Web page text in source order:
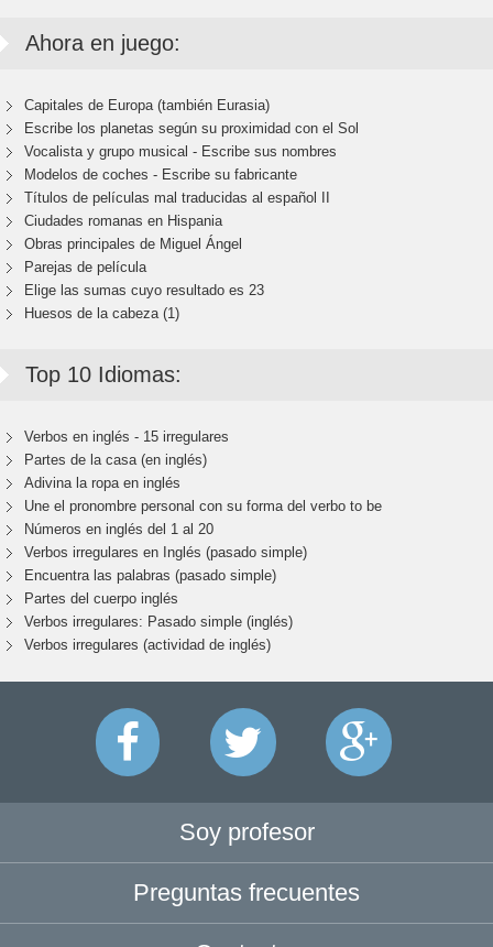
Ahora en juego:
Capitales de Europa (también Eurasia)
Escribe los planetas según su proximidad con el Sol
Vocalista y grupo musical - Escribe sus nombres
Modelos de coches - Escribe su fabricante
Títulos de películas mal traducidas al español II
Ciudades romanas en Hispania
Obras principales de Miguel Ángel
Parejas de película
Elige las sumas cuyo resultado es 23
Huesos de la cabeza (1)
Top 10 Idiomas:
Verbos en inglés - 15 irregulares
Partes de la casa (en inglés)
Adivina la ropa en inglés
Une el pronombre personal con su forma del verbo to be
Números en inglés del 1 al 20
Verbos irregulares en Inglés (pasado simple)
Encuentra las palabras (pasado simple)
Partes del cuerpo inglés
Verbos irregulares: Pasado simple (inglés)
Verbos irregulares (actividad de inglés)
Soy profesor
Preguntas frecuentes